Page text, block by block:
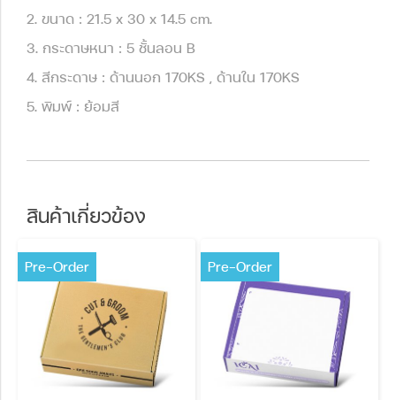
2. ขนาด : 21.5 x 30 x 14.5 cm.
3. กระดาษหนา : 5 ชั้นลอน B
4. สีกระดาษ : ด้านนอก 170KS , ด้านใน 170KS
5. พิมพ์ : ย้อมสี
สินค้าเกี่ยวข้อง
Pre-Order Pre-Order